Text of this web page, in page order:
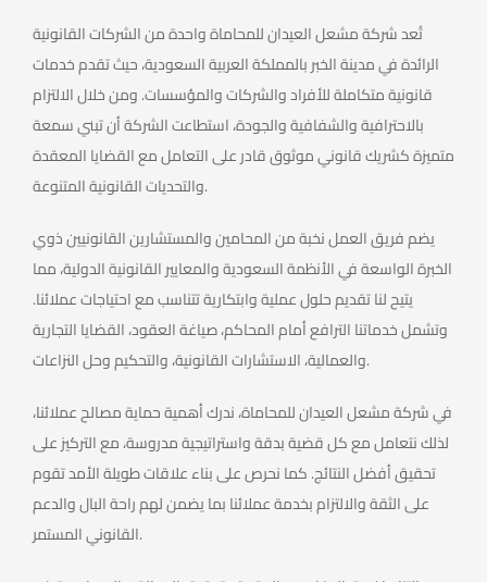
تُعد شركة مشعل العيدان للمحاماة واحدة من الشركات القانونية
الرائدة في مدينة الخبر بالمملكة العربية السعودية، حيث تقدم خدمات
قانونية متكاملة للأفراد والشركات والمؤسسات. ومن خلال الالتزام
بالاحترافية والشفافية والجودة، استطاعت الشركة أن تبني سمعة
متميزة كشريك قانوني موثوق قادر على التعامل مع القضايا المعقدة
والتحديات القانونية المتنوعة.
يضم فريق العمل نخبة من المحامين والمستشارين القانونيين ذوي
الخبرة الواسعة في الأنظمة السعودية والمعايير القانونية الدولية، مما
يتيح لنا تقديم حلول عملية وابتكارية تتناسب مع احتياجات عملائنا.
وتشمل خدماتنا الترافع أمام المحاكم، صياغة العقود، القضايا التجارية
والعمالية، الاستشارات القانونية، والتحكيم وحل النزاعات.
في شركة مشعل العيدان للمحاماة، ندرك أهمية حماية مصالح عملائنا،
لذلك نتعامل مع كل قضية بدقة واستراتيجية مدروسة، مع التركيز على
تحقيق أفضل النتائج. كما نحرص على بناء علاقات طويلة الأمد تقوم
على الثقة والالتزام بخدمة عملائنا بما يضمن لهم راحة البال والدعم
القانوني المستمر.